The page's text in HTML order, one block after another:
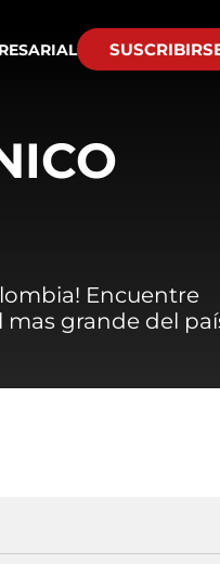
Encuentre
mas grande del